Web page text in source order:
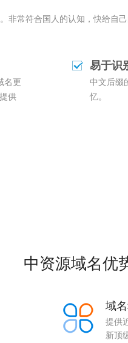
非常符合国人的认知，快给自
名更
供
易于识
中文后缀
忆。
中资源域名优
域
提供
新顶